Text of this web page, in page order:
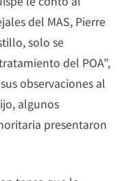
del MAS, Pierre
solo se
del POA”,
observaciones al
algunos
presentaron